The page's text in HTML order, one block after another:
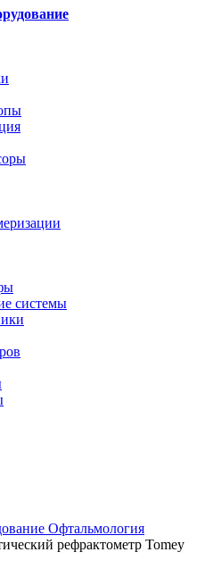
системы
Офтальмология
рефрактометр Tomey